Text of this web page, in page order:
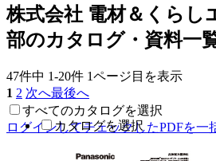
株式会社 電材＆くらし
部のカタログ・資料一
47件中 1-20件 1ページ目を表示
1 2 次へ最後へ
すべてのカタログを選択
ログインしてチェックしたPDFを一
カタログを選択